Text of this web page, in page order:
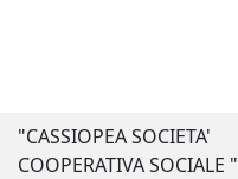
"CASSIOPEA SOCIETA'
COOPERATIVA SOCIALE "